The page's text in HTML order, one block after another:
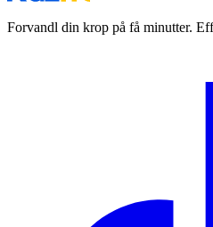
Forvandl din krop på få minutter.